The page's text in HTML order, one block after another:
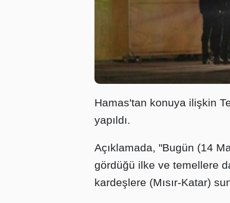
Hamas'tan konuya ilişkin
yapıldı.
Açıklamada, "Bugün (14
gördüğü ilke ve temellere
kardeşlere (Mısır-Katar)